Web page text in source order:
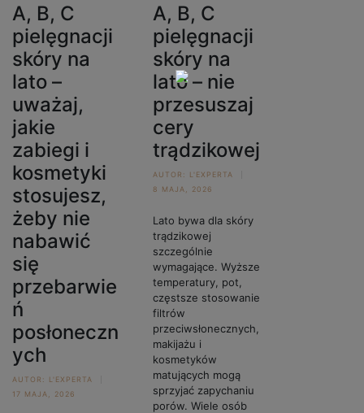
A, B, C
pielęgnacji
skóry na
lato –
uważaj,
jakie
zabiegi i
kosmetyki
stosujesz,
żeby nie
nabawić
się
przebarwie
ń
posłoneczn
ych
AUTOR:
L'EXPERTA
17 MAJA, 2026
A, B, C
pielęgnacji
skóry na
lato – nie
przesuszaj
cery
trądzikowej
AUTOR:
L'EXPERTA
8 MAJA, 2026
Lato bywa dla skóry
trądzikowej
szczególnie
wymagające. Wyższe
temperatury, pot,
częstsze stosowanie
filtrów
przeciwsłonecznych,
makijażu i
kosmetyków
matujących mogą
sprzyjać zapychaniu
porów. Wiele osób